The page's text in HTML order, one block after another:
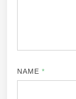
NAME*